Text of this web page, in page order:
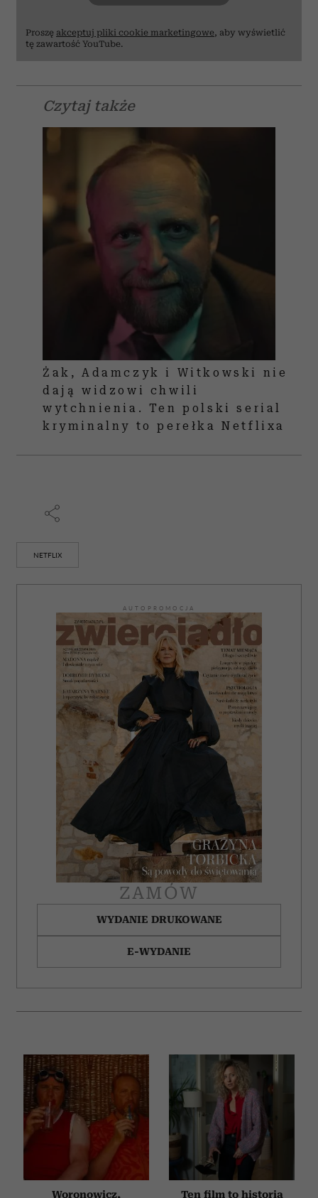
Proszę akceptuj pliki cookie marketingowe, aby wyświetlić
tę zawartość YouTube.
Czytaj także
Żak, Adamczyk i Witkowski nie
dają widzowi chwili
wytchnienia. Ten polski serial
kryminalny to perełka Netflixa
NETFLIX
AUTOPROMOCJA
ZAMÓW
WYDANIE DRUKOWANE
E-WYDANIE
Woronowicz, Ten film to historia